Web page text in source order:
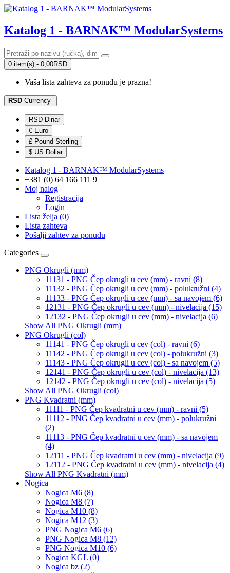
Katalog 1 - BARNAK™ ModularSystems
0 item(s) - 0,00RSD
Vaša lista zahteva za ponudu je prazna!
RSD Currency
RSD Dinar
€ Euro
£ Pound Sterling
$ US Dollar
Katalog 1 - BARNAK™ ModularSystems
+381 (0) 64 166 111 9
Moj nalog
Registracija
Login
Lista želja (0)
Lista zahteva
Pošalji zahtev za ponudu
Categories
PNG Okrugli (mm)
11131 - PNG Čep okrugli u cev (mm) - ravni (8)
11132 - PNG Čep okrugli u cev (mm) - polukružni (4)
11133 - PNG Čep okrugli u cev (mm) - sa navojem (6)
12131 - PNG Čep okrugli u cev (mm) - nivelacija (15)
12132 - PNG Čep okrugli u cev (mm) - nivelacija (6)
Show All PNG Okrugli (mm)
PNG Okrugli (col)
11141 - PNG Čep okrugli u cev (col) - ravni (6)
11142 - PNG Čep okrugli u cev (col) - polukružni (3)
11143 - PNG Čep okrugli u cev (col) - sa navojem (5)
12141 - PNG Čep okrugli u cev (col) - nivelacija (13)
12142 - PNG Čep okrugli u cev (col) - nivelacija (5)
Show All PNG Okrugli (col)
PNG Kvadratni (mm)
11111 - PNG Čep kvadratni u cev (mm) - ravni (5)
11112 - PNG Čep kvadratni u cev (mm) - polukružni
(2)
11113 - PNG Čep kvadratni u cev (mm) - sa navojem
(4)
12111 - PNG Čep kvadratni u cev (mm) - nivelacija (9)
12112 - PNG Čep kvadratni u cev (mm) - nivelacija (4)
Show All PNG Kvadratni (mm)
Nogica
Nogica M6 (8)
Nogica M8 (7)
Nogica M10 (8)
Nogica M12 (3)
PNG Nogica M6 (6)
PNG Nogica M8 (12)
PNG Nogica M10 (6)
Nogica KGL (0)
Nogica bz (2)